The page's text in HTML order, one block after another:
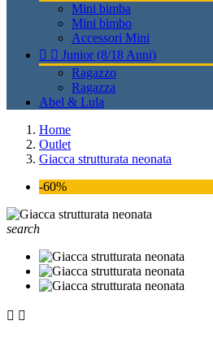
Mini bimba
Mini bimbo
Accessori Mini
  Junior (8/18 Anni)
Ragazzo
Ragazza
Abel & Lula
Home
Outlet
Giacca strutturata neonata
-60%
search
 